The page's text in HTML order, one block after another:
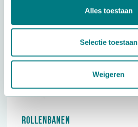
Alles toestaan
Selectie toestaan
Weigeren
Rollenbanen